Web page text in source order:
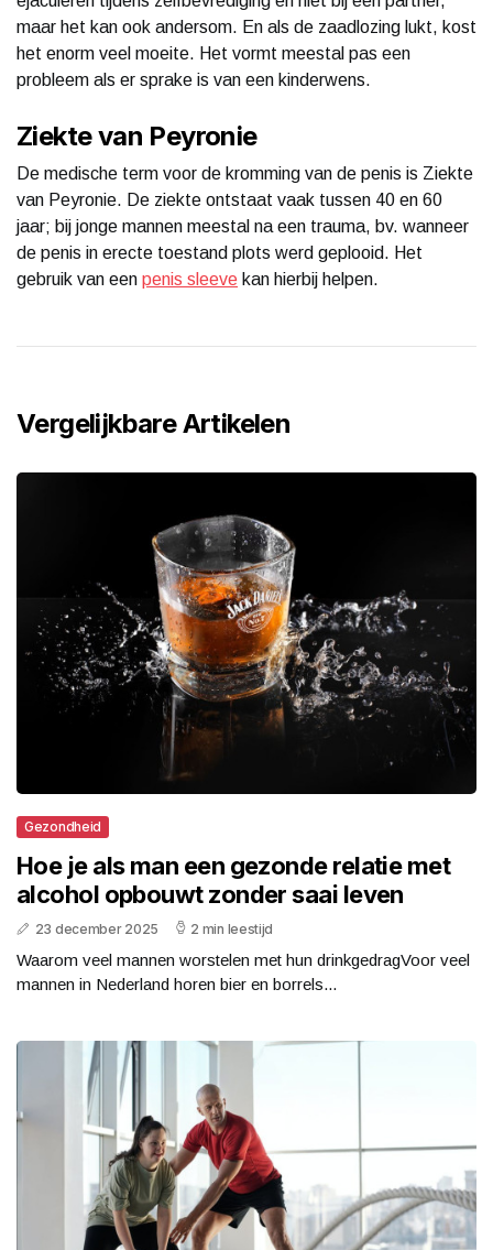
maar het kan ook andersom. En als de zaadlozing lukt, kost
het enorm veel moeite. Het vormt meestal pas een
probleem als er sprake is van een kinderwens.
Ziekte van Peyronie
De medische term voor de kromming van de penis is Ziekte
van Peyronie. De ziekte ontstaat vaak tussen 40 en 60
jaar; bij jonge mannen meestal na een trauma, bv. wanneer
de penis in erecte toestand plots werd geplooid. Het
gebruik van een penis sleeve kan hierbij helpen.
Vergelijkbare Artikelen
Gezondheid
Hoe je als man een gezonde relatie met
alcohol opbouwt zonder saai leven
23 december 2025 2 min leestijd
Waarom veel mannen worstelen met hun drinkgedragVoor veel
mannen in Nederland horen bier en borrels...